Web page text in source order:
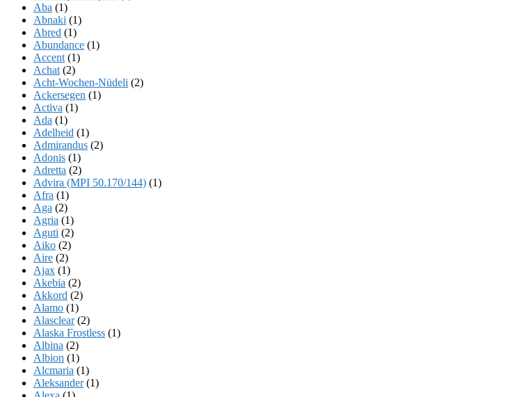
Aba (1)
Abnaki (1)
Abred (1)
Abundance (1)
Accent (1)
Achat (2)
Acht-Wochen-Nüdeli (2)
Ackersegen (1)
Activa (1)
Ada (1)
Adelheid (1)
Admirandus (2)
Adonis (1)
Adretta (2)
Advira (MPI 50.170/144) (1)
Afra (1)
Aga (2)
Agria (1)
Aguti (2)
Aiko (2)
Aire (2)
Ajax (1)
Akebia (2)
Akkord (2)
Alamo (1)
Alasclear(2)
Alaska Frostless (1)
Albina (2)
Albion (1)
Alcmaria (1)
Aleksander(1)